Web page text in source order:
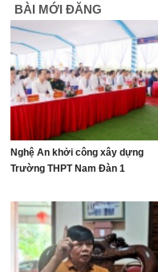
BÀI MỚI ĐĂNG
Nghệ An khởi công xây dựng
Trường THPT Nam Đàn 1